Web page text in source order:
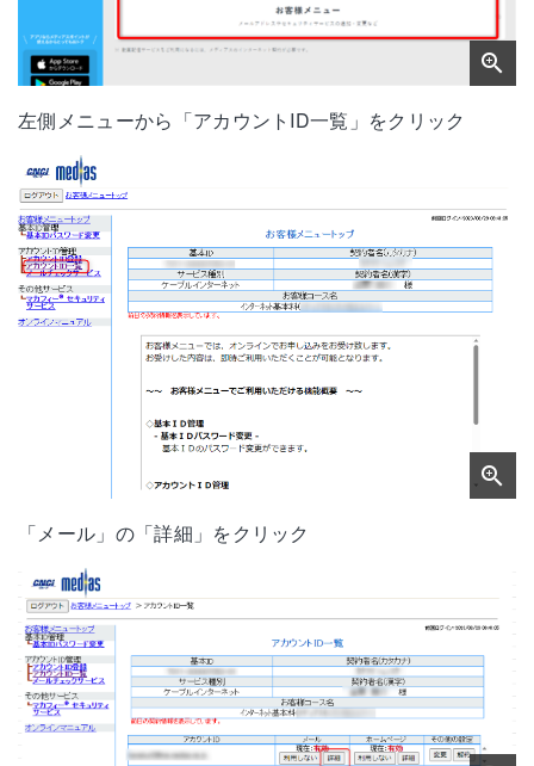
左側メニューから「アカウントID一覧」をクリック
「メール」の「詳細」をクリック